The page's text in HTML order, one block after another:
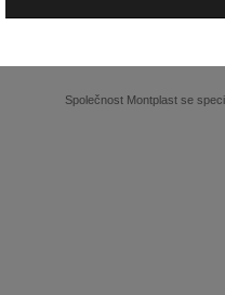
Společnost Montplast se